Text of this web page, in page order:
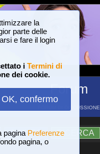
la
parte delle
e fare il login
i Termini di
dei cookie.
OK, confermo
pagina Preferenze
pagina, o
Forum
FORUM DI DISCUSSIONE
?AIUTO RICERCA